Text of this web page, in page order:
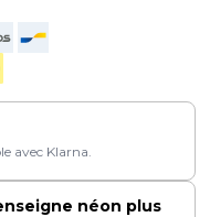
avec Klarna.
néon plus